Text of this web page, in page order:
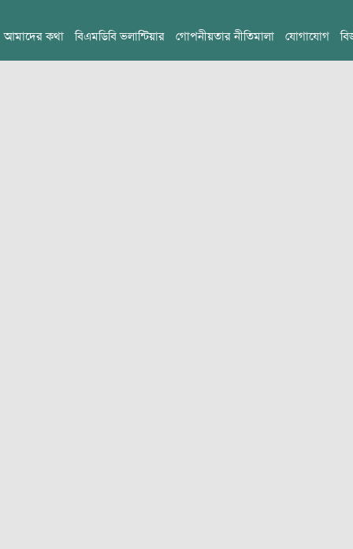
আমাদের কথা বিএমডিবি ভলান্টিয়ার গোপনীয়তার নীতিমালা যোগাযোগ